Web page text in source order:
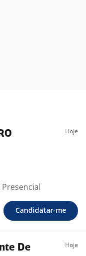
Hoje
Presencial
Candidatar-me
De
Hoje